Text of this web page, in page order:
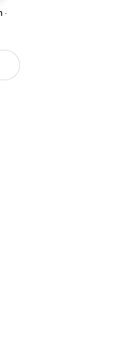
THÜRINGEN